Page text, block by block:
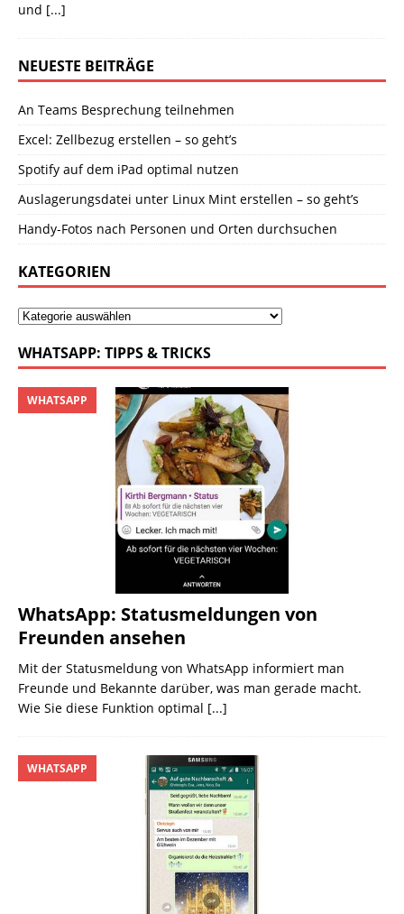
und [...]
NEUESTE BEITRÄGE
An Teams Besprechung teilnehmen
Excel: Zellbezug erstellen – so geht’s
Spotify auf dem iPad optimal nutzen
Auslagerungsdatei unter Linux Mint erstellen – so geht’s
Handy-Fotos nach Personen und Orten durchsuchen
KATEGORIEN
WHATSAPP: TIPPS & TRICKS
WhatsApp: Statusmeldungen von
Freunden ansehen
WHATSAPP
Mit der Statusmeldung von WhatsApp informiert man
Freunde und Bekannte darüber, was man gerade macht.
Wie Sie diese Funktion optimal [...]
WHATSAPP